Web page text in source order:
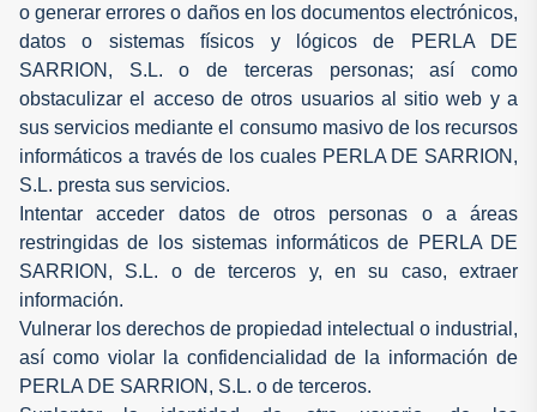
o generar errores o daños en los documentos electrónicos,
datos o sistemas físicos y lógicos de PERLA DE
SARRION, S.L. o de terceras personas; así como
obstaculizar el acceso de otros usuarios al sitio web y a
sus servicios mediante el consumo masivo de los recursos
informáticos a través de los cuales PERLA DE SARRION,
S.L. presta sus servicios.
Intentar acceder datos de otros personas o a áreas
restringidas de los sistemas informáticos de PERLA DE
SARRION, S.L. o de terceros y, en su caso, extraer
información.
Vulnerar los derechos de propiedad intelectual o industrial,
así como violar la confidencialidad de la información de
PERLA DE SARRION, S.L. o de terceros.